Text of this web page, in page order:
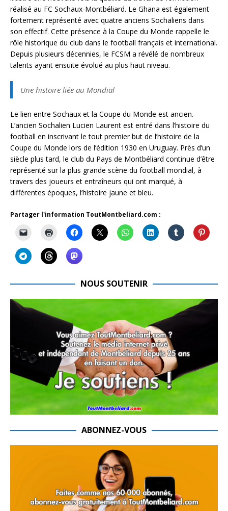
réalisé au FC Sochaux-Montbéliard. Le Ghana est également
fortement représenté avec quatre anciens Sochaliens dans
son effectif. Cette présence à la Coupe du Monde rappelle le
rôle historique du club dans le football français et international.
Depuis plusieurs décennies, le FCSM a révélé de nombreux
talents ayant ensuite évolué au plus haut niveau.
Une histoire liée au Mondial
Le lien entre Sochaux et la Coupe du Monde est ancien.
L’ancien Sochalien Lucien Laurent est entré dans l’histoire du
football en inscrivant le tout premier but de l’histoire de la
Coupe du Monde lors de l’édition 1930 en Uruguay. Près d’un
siècle plus tard, le club du Pays de Montbéliard continue d’être
représenté sur la plus grande scène du football mondial, à
travers des joueurs et entraîneurs qui ont marqué, à
différentes époques, l’histoire jaune et bleu.
Partager l'information ToutMontbeliard.com :
NOUS SOUTENIR
ABONNEZ-VOUS